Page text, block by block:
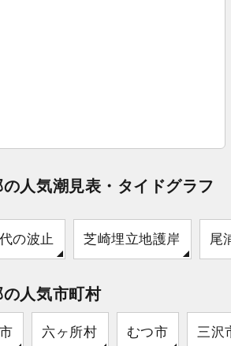
人気潮見表・タイドグラフ
の波止 芝崎埋立地護岸 尾
人気市町村
六ヶ所村 むつ市 三沢